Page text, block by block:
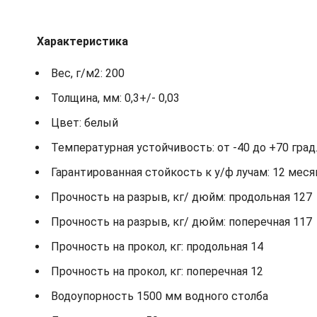
Характеристика
Вес, г/м2: 200
Толщина, мм: 0,3+/- 0,03
Цвет: белый
Температурная устойчивость: от -40 до +70
Гарантированная стойкость к у/ф лучам: 12
Прочность на разрыв, кг/ дюйм: продольная 127
Прочность на разрыв, кг/ дюйм: поперечная 117
Прочность на прокол, кг: продольная 14
Прочность на прокол, кг: поперечная 12
Водоупорность 1500 мм водного столба